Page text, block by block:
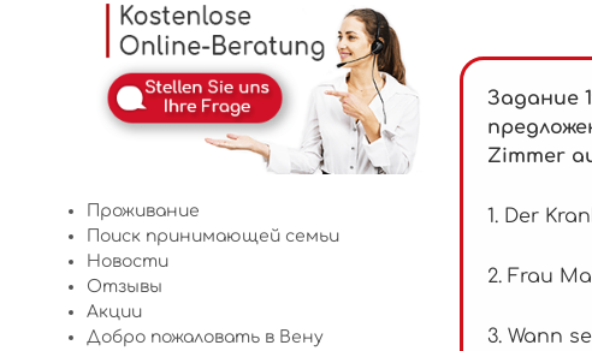
Проживание
Поиск принимающей семьи
Новости
Отзывы
Акции
Добро пожаловать в Вену
Задание
Zimmer
1. Der
2. Frau
3. Wann